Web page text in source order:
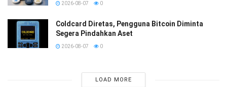
2026-08-07 0
Coldcard Diretas, Pengguna Bitcoin Diminta
Segera Pindahkan Aset
2026-08-07 0
LOAD MORE